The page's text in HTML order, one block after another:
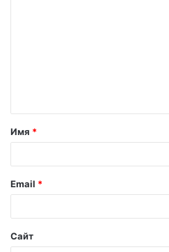
Имя *
Email *
Сайт